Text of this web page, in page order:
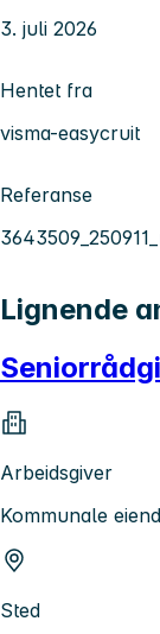
3. juli 2026
Hentet fra
visma-easycruit
Referanse
Lignende
Arbeidsgiver
Kommunale
Sted